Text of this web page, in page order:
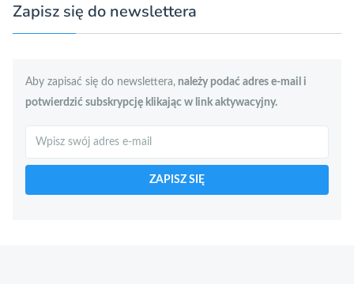
Zapisz się do newslettera
Aby zapisać się do newslettera, należy podać adres e-mail i
potwierdzić subskrypcję klikając w link aktywacyjny.
Szukaj
ZAPISZ SIĘ